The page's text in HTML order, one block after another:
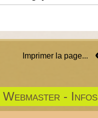
Imprimer la page...
Webmaster - Infos